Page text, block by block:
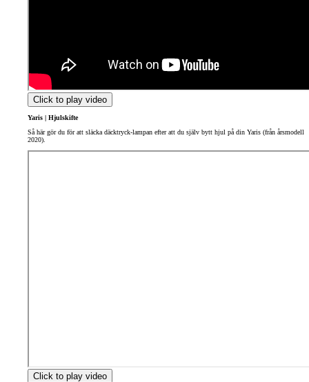
Click to play video
Yaris | Hjulskifte
Så här gör du för att släcka däcktryck-lampan efter att du själv bytt hjul på din Yaris (från årsmodell
2020).
Click to play video